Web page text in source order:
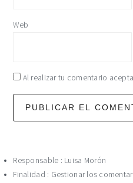
Web
Al realizar tu comentario
Responsable : Luisa Morón
Finalidad : Gestionar los